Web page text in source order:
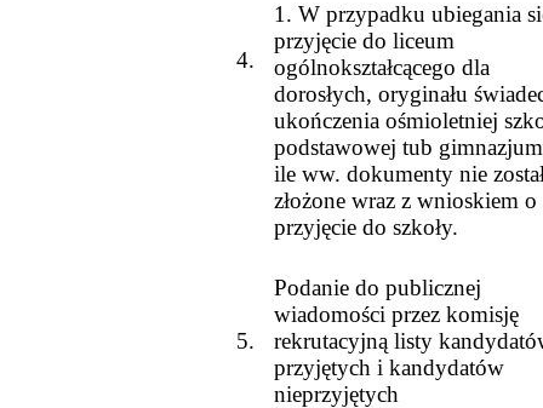
4.
1. W przypadku ubiegania
przyjęcie do liceum
ogólnokształcącego dla
dorosłych, oryginału
ukończenia ośmioletniej
podstawowej tub
ile ww. dokumenty nie
złożone wraz z wnioskiem o
przyjęcie do szkoły.
5.
Podanie do publicznej
wiadomości przez komisję
rekrutacyjną listy
przyjętych i kandydatów
nieprzyjętych